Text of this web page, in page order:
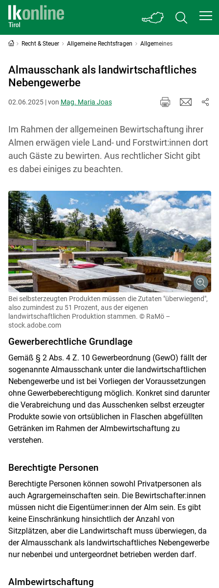
Recht & Steuer Allgemeine Rechtsfragen Allgemeines
Almausschank als landwirtschaftliches
Nebengewerbe
02.06.2025 | von Mag. Maria Joas
Im Rahmen der allgemeinen Bewirtschaftung ihrer
Almen erwägen viele Land- und Forstwirt:innen dort
auch Gäste zu bewirten. Aus rechtlicher Sicht gibt
es dabei einiges zu beachten.
Bei selbsterzeugten Produkten müssen die Zutaten "überwiegend",
also zumindest zu 51 Prozent, aus der eigenen
landwirtschaftlichen Produktion stammen. © RaMö –
stock.adobe.com
Gewerberechtliche Grundlage
Gemäß § 2 Abs. 4 Z. 10 Gewerbeordnung (GewO) fällt der
sogenannte Almausschank unter die landwirtschaftlichen
Nebengewerbe und ist bei Vorliegen der Voraussetzungen
ohne Gewerbeberechtigung möglich. Konkret sind darunter
die Verabreichung und das Ausschenken selbst erzeugter
Produkte sowie von ortsüblichen in Flaschen abgefüllten
Getränken im Rahmen der Almbewirtschaftung zu
verstehen.
Berechtigte Personen
Berechtigte Personen können sowohl Privatpersonen als
auch Agrargemeinschaften sein. Die Bewirtschafter:innen
müssen nicht die Eigentümer:innen der Alm sein. Es gibt
keine Einschränkung hinsichtlich der Anzahl von
Sitzplätzen, aber die Landwirtschaft muss überwiegen, da
der Almausschank als landwirtschaftliches Nebengewerbe
nur nebenbei und untergeordnet betrieben werden darf.
Almbewirtschaftung